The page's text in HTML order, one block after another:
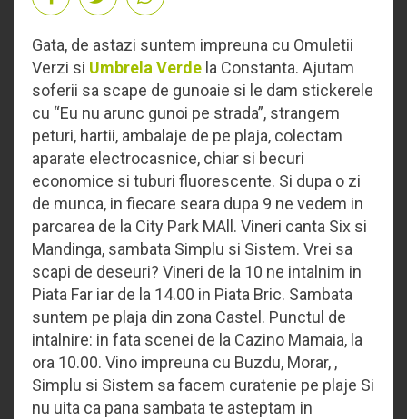
Gata, de astazi suntem impreuna cu Omuletii
Verzi si Umbrela Verde la Constanta. Ajutam
soferii sa scape de gunoaie si le dam stickerele
cu “Eu nu arunc gunoi pe strada”, strangem
peturi, hartii, ambalaje de pe plaja, colectam
aparate electrocasnice, chiar si becuri
economice si tuburi fluorescente. Si dupa o zi
de munca, in fiecare seara dupa 9 ne vedem in
parcarea de la City Park MAll. Vineri canta Six si
Mandinga, sambata Simplu si Sistem. Vrei sa
scapi de deseuri? Vineri de la 10 ne intalnim in
Piata Far iar de la 14.00 in Piata Bric. Sambata
suntem pe plaja din zona Castel. Punctul de
intalnire: in fata scenei de la Cazino Mamaia, la
ora 10.00. Vino impreuna cu Buzdu, Morar, ,
Simplu si Sistem sa facem curatenie pe plaje Si
nu uita ca pana sambata te asteptam in